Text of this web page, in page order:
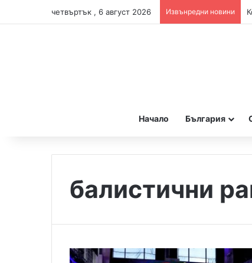
четвъртък , 6 август 2026 Извънредни новини
Начало България
балистични